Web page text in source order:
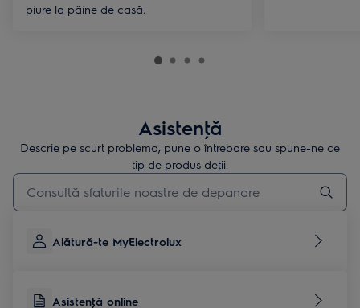
piure la pâine de casă.
Asistenţă
Descrie pe scurt problema, pune o întrebare sau spune-ne ce
tip de produs deţii.
Type to search for support articles
Alătură-te MyElectrolux
Asistenţă online